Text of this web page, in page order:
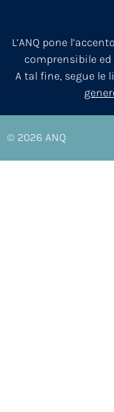
L’ANQ pone
comprensibile
A tal fine, segue le
© 2026 ANQ